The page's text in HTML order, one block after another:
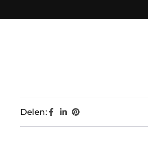
Delen: